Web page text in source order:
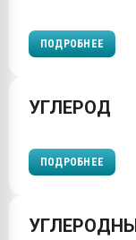
ПОДРОБНЕЕ
УГЛЕРОД
ПОДРОБНЕЕ